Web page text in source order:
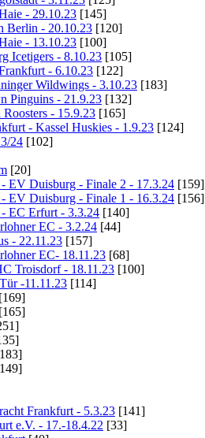
- 29.10.23 [145]
Berlin - 20.10.23 [120]
- 13.10.23 [100]
Icetigers - 8.10.23 [105]
- 6.10.23 [122]
Wildwings - 3.10.23 [183]
Pinguins - 21.9.23 [132]
- 15.9.23 [165]
- Kassel Huskies - 1.9.23 [124]
24 [102]
[20]
EV Duisburg - Finale 2 - 17.3.24 [159]
EV Duisburg - Finale 1 - 16.3.24 [156]
EC Erfurt - 3.3.24 [140]
EC - 3.2.24 [44]
- 22.11.23 [157]
EC- 18.11.23 [68]
Troisdorf - 18.11.23 [100]
-11.11.23 [114]
[169]
[165]
Frankfurt - 5.3.23 [141]
e.V. - 17.-18.4.22 [33]